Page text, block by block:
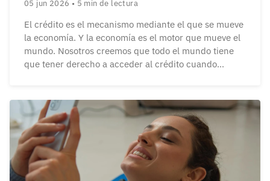
05 jun 2026 • 5 min de lectura
El crédito es el mecanismo mediante el que se mueve
la economía. Y la economía es el motor que mueve el
mundo. Nosotros creemos que todo el mundo tiene
que tener derecho a acceder al crédito cuando
emergencia, abonar […]